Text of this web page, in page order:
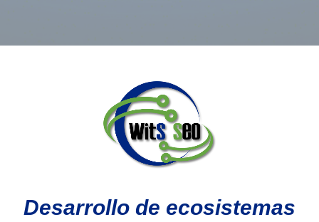
Desarrollo de ecosistemas